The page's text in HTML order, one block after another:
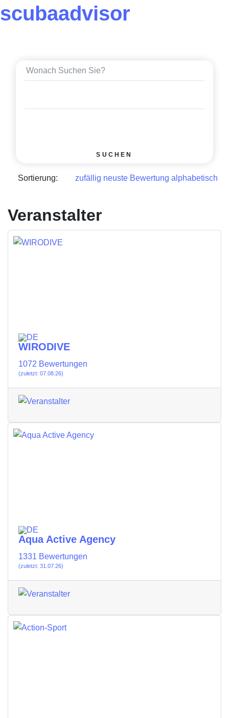
scubaadvisor
SUCHEN
Sortierung: zufällig neuste Bewertung alphabetisch
Veranstalter
WIRODIVE
1072 Bewertungen
(zuletzt: 07.08.26)
Aqua Active Agency
1331 Bewertungen
(zuletzt: 31.07.26)